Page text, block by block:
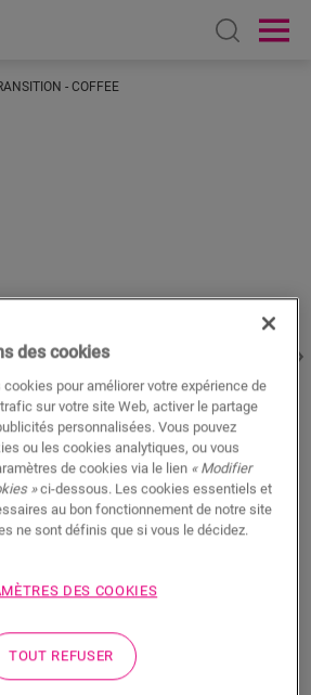
Open
- COFFEE
- Coffee
PROFILÉ DE TRANSITION
des cookies
pour améliorer votre expérience de
sur votre site Web, activer le partage
personnalisées. Vous pouvez
ou les cookies analytiques, ou vous
de cookies via le lien « Modifier
»ci-dessous. Les cookies essentiels et
au bon fonctionnement de notre site
ne sont définis que si vous le décidez.
DES COOKIES
TOUT REFUSER